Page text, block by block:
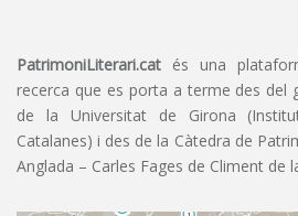
PatrimoniLiterari.cat és una
recerca que es porta a terme des del
de la Universitat de Girona
Catalanes) i des de la Càtedra de
Anglada – Carles Fages de Climent de